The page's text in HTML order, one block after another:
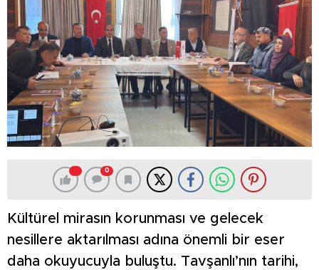
0
Kültürel mirasın korunması ve gelecek
nesillere aktarılması adına önemli bir eser
daha okuyucuyla buluştu. Tavşanlı’nın tarihi,